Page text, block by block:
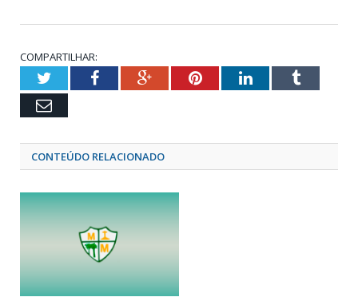
COMPARTILHAR:
TwitterFacebookGoogle+PinterestLinkedInTumblr
Email
CONTEÚDO RELACIONADO